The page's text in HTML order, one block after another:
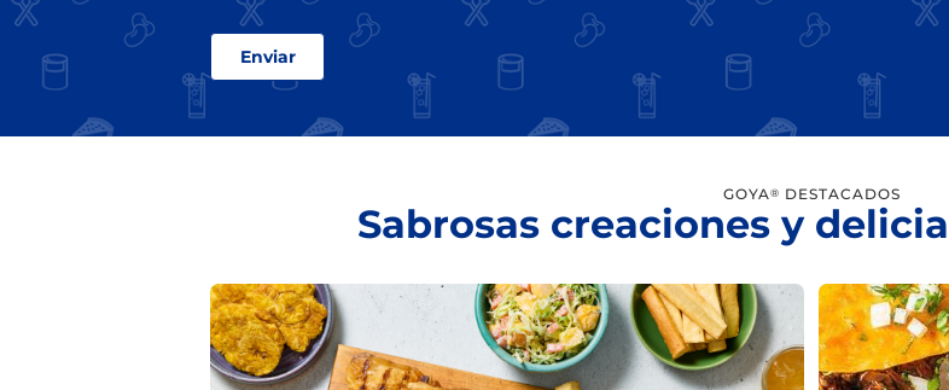
GOYA® DESTACADOS
Sabrosas creaciones y